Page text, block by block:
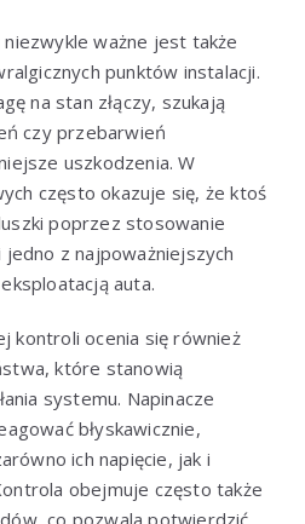
ważne jest także
punktów instalacji.
na stan złączy, szukają
czy przebarwień
uszkodzenia. W
często okazuje się, że ktoś
poprzez stosowanie
z najpoważniejszych
auta.
kontroli ocenia się również
które stanowią
systemu. Napinacze
błyskawicznie,
ich napięcie, jak i
obejmuje często także
co pozwala potwierdzić,